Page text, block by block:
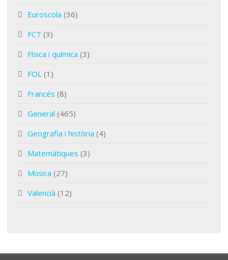
Euroscola (36)
FCT (3)
Física i química (3)
FOL (1)
Francés (8)
General (465)
Geografia i història (4)
Matemàtiques (3)
Música (27)
Valencià (12)